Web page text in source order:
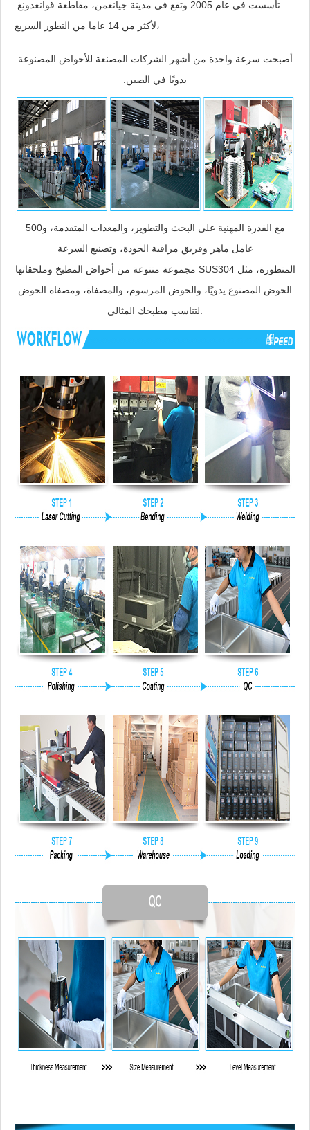
تأسست في عام 2005 وتقع في مدينة جيانغمن، مقاطعة قوانغدونغ.
لأكثر من 14 عاما من التطور السريع،
أصبحت سرعة واحدة من أشهر الشركات المصنعة للأحواض المصنوعة
يدويًا في الصين.
مع القدرة المهنية على البحث والتطوير، والمعدات المتقدمة، و500
عامل ماهر وفريق مراقبة الجودة، وتصنيع السرعة
مجموعة متنوعة من أحواض المطبخ وملحقاتها SUS304 المتطورة، مثل
الحوض المصنوع يدويًا، والحوض المرسوم، والمصفاة، ومصفاة الحوض